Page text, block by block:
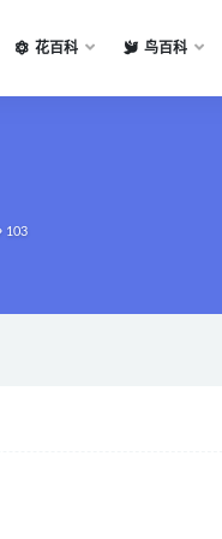
花百科 鸟百科
103